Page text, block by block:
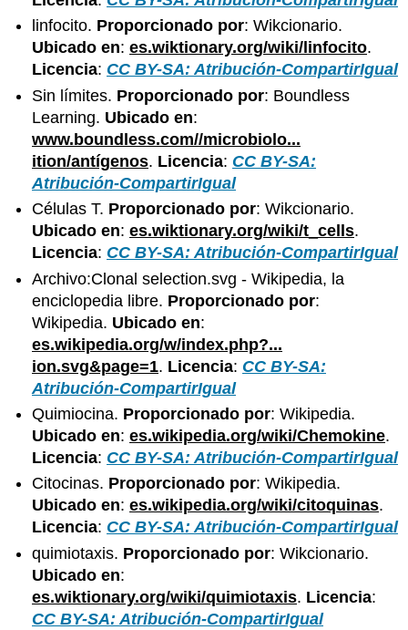
linfocito. Proporcionado por: Wikcionario.
Ubicado en:es.wiktionary.org/wiki/linfocito.
Licencia: CC BY-SA: Atribución-CompartirIgual
Sin límites. Proporcionado por: Boundless
Learning. Ubicado en:
www.boundless.com//microbiolo...
ition/antígenos. Licencia: CC BY-SA:
Atribución-CompartirIgual
Células T. Proporcionado por: Wikcionario.
Ubicado en:es.wiktionary.org/wiki/t_cells.
Licencia: CC BY-SA: Atribución-CompartirIgual
Archivo:Clonal selection.svg - Wikipedia, la
enciclopedia libre. Proporcionado por:
Wikipedia. Ubicado en:
es.wikipedia.org/w/index.php?...
ion.svg&page=1. Licencia: CC BY-SA:
Atribución-CompartirIgual
Quimiocina. Proporcionado por: Wikipedia.
Ubicado en:es.wikipedia.org/wiki/Chemokine.
Licencia: CC BY-SA: Atribución-CompartirIgual
Citocinas. Proporcionado por: Wikipedia.
Ubicado en:es.wikipedia.org/wiki/citoquinas.
Licencia: CC BY-SA: Atribución-CompartirIgual
quimiotaxis. Proporcionado por: Wikcionario.
Ubicado en:
es.wiktionary.org/wiki/quimiotaxis. Licencia:
CC BY-SA: Atribución-CompartirIgual